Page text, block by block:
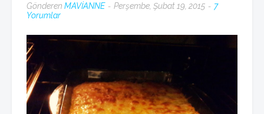
Gönderen MAVİANNE Perşembe, Şubat 19, 2015
7
Yorumlar